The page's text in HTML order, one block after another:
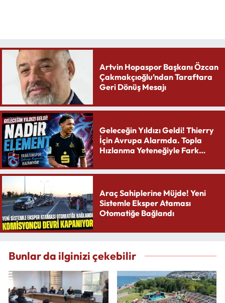
Artvin Hopaspor Başkanı Özcan
Çakmakçıoğlu’ndan Taraftara
Geri Dönüş Mesajı
Geleceğin Yıldızı Geldi! Thierry
İçin Avrupa Alarmda. Topla
Hızlanma Yeteneğiyle Fark
Araç Sahiplerine Müjde! Yeni
Sistemle Eksper Ataması
Otomatiğe Bağlandı
Bunlar da ilginizi çekebilir